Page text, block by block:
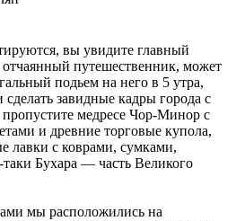
вы увидите главный
путешественник, может
подьем на него в 5 утра,
сделать завидные кадры города с
медресе Чор-Минор с
и древние торговые купола,
лавки с коврами, сумками,
Бухара — часть Великого
мы расположились на